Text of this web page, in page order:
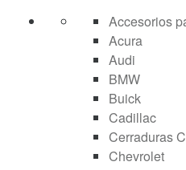
Accesorios
Acura
Audi
BMW
Buick
Cadillac
Cerraduras
Chevrolet